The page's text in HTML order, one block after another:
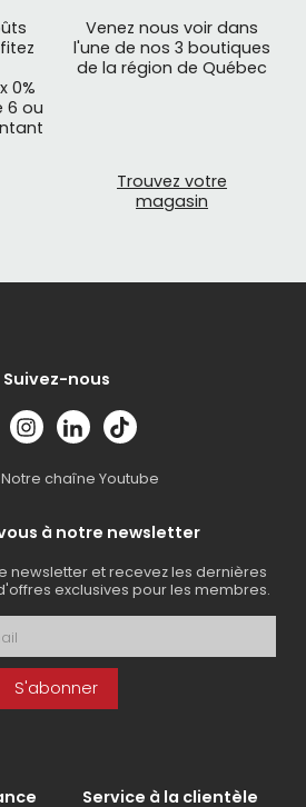
0%
6 ou
Venez nous voir dans
l'une de nos 3 boutiques
de la région de Québec
Trouvez votre
magasin
Suivez-nous
Notre chaîne Youtube
à notre newsletter
newsletter et recevez les dernières
exclusives pour les membres.
S'abonner
Service à la clientèle